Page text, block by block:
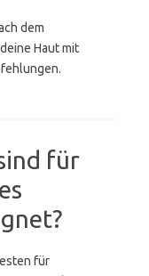
dem
Haut mit
für
für